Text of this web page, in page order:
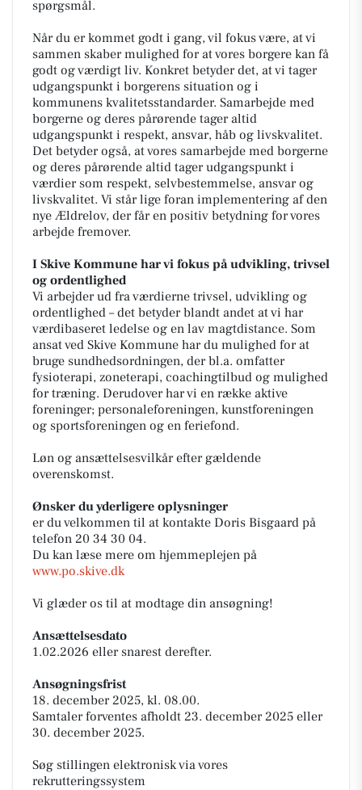
spørgsmål.
Når du er kommet godt i gang, vil fokus være, at vi
sammen skaber mulighed for at vores borgere kan få
godt og værdigt liv. Konkret betyder det, at vi tager
udgangspunkt i borgerens situation og i
kommunens kvalitetsstandarder. Samarbejde med
borgerne og deres pårørende tager altid
udgangspunkt i respekt, ansvar, håb og livskvalitet.
Det betyder også, at vores samarbejde med borgerne
og deres pårørende altid tager udgangspunkt i
værdier som respekt, selvbestemmelse, ansvar og
livskvalitet. Vi står lige foran implementering af den
nye Ældrelov, der får en positiv betydning for vores
arbejde fremover.
I Skive Kommune har vi fokus på udvikling, trivsel
og ordentlighed
Vi arbejder ud fra værdierne trivsel, udvikling og
ordentlighed – det betyder blandt andet at vi har
værdibaseret ledelse og en lav magtdistance. Som
ansat ved Skive Kommune har du mulighed for at
bruge sundhedsordningen, der bl.a. omfatter
fysioterapi, zoneterapi, coachingtilbud og mulighed
for træning. Derudover har vi en række aktive
foreninger; personaleforeningen, kunstforeningen
og sportsforeningen og en feriefond.
Løn og ansættelsesvilkår efter gældende
overenskomst.
Ønsker du yderligere oplysninger
er du velkommen til at kontakte Doris Bisgaard på
telefon 20 34 30 04.
Du kan læse mere om hjemmeplejen på
www.po.skive.dk
Vi glæder os til at modtage din ansøgning!
Ansættelsesdato
1.02.2026 eller snarest derefter.
Ansøgningsfrist
18. december 2025, kl. 08.00.
Samtaler forventes afholdt 23. december 2025 eller
30. december 2025.
Søg stillingen elektronisk via vores
rekrutteringssystem